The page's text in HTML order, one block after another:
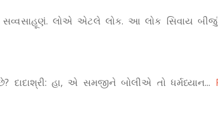
સવ્વસાહૂણં. લોએ એટલે લોક. આ લોક સિવાય
દાદાશ્રી: હા, એ સમજીને બોલીએ તો ધર્મધ્યાન...